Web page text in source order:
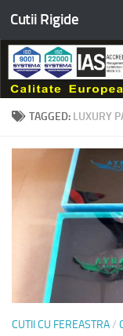
Skip to content
Cutii Rigide
TAGGED: LUXURY
CUTII CU FEREASTRA/